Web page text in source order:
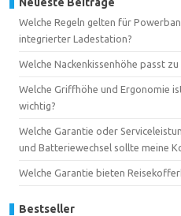
Welche Regeln gelten für
integrierter Ladestation?
Welche Nackenkissenhöhe passt
Welche Griffhöhe und Ergonomie
wichtig?
Welche Garantie oder
und Batteriewechsel sollte meine
Welche Garantie bieten
Bestseller